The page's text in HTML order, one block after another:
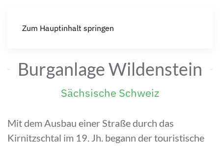
Zum Hauptinhalt springen
Burganlage Wildenstein
Sächsische Schweiz
Mit dem Ausbau einer Straße durch das
Kirnitzschtal im 19. Jh. begann der touristische